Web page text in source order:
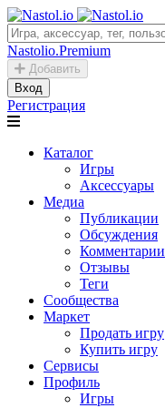
Nastolio.Premium
Добавить
Вход
Регистрация
Каталог
Игры
Аксессуары
Медиа
Публикации
Обсуждения
Комментарии
Отзывы
Теги
Сообщества
Маркет
Продать игру
Купить игру
Сервисы
Профиль
Игры